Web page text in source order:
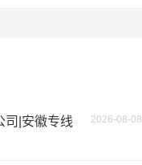
6015元
2026-08-08
司|安徽专线